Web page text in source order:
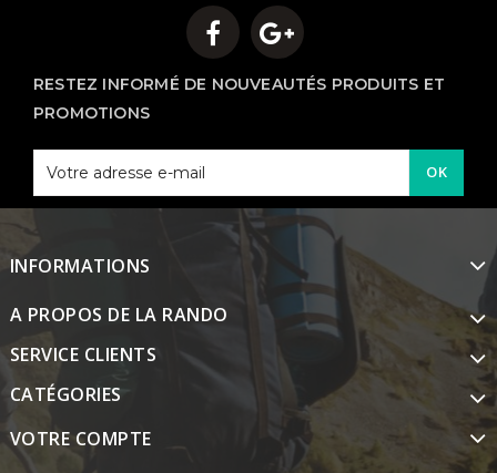
RESTEZ INFORMÉ DE NOUVEAUTÉS PRODUITS ET
PROMOTIONS
OK
INFORMATIONS
A PROPOS DE LA RANDO
SERVICE CLIENTS
CATÉGORIES
VOTRE COMPTE